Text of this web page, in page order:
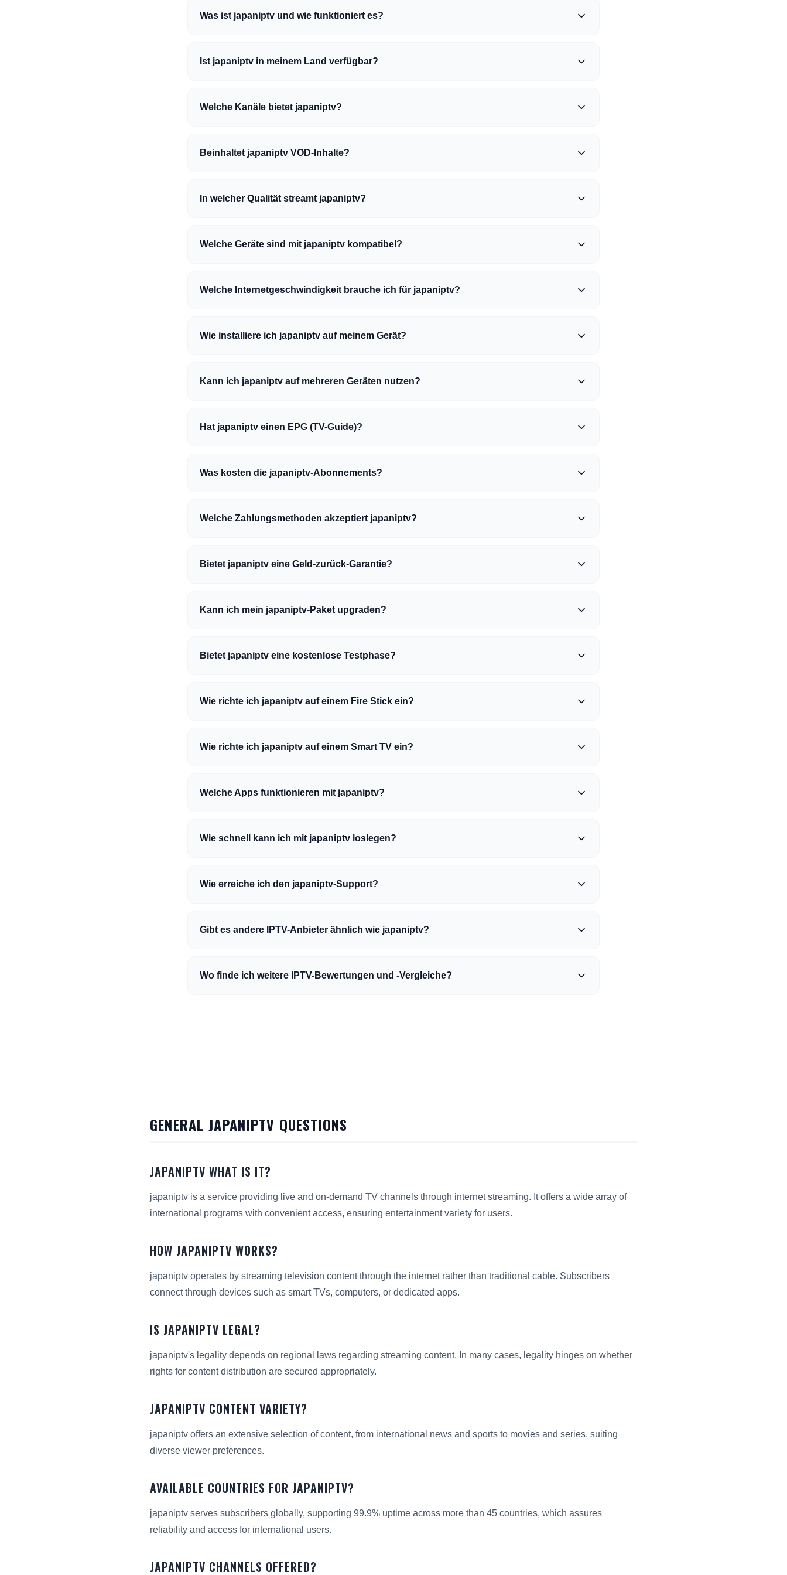
Was ist japaniptv und wie funktioniert es?
Ist japaniptv in meinem Land verfügbar?
Welche Kanäle bietet japaniptv?
Beinhaltet japaniptv VOD-Inhalte?
In welcher Qualität streamt japaniptv?
Welche Geräte sind mit japaniptv kompatibel?
Welche Internetgeschwindigkeit brauche ich für japaniptv?
Wie installiere ich japaniptv auf meinem Gerät?
Kann ich japaniptv auf mehreren Geräten nutzen?
Hat japaniptv einen EPG (TV-Guide)?
Was kosten die japaniptv-Abonnements?
Welche Zahlungsmethoden akzeptiert japaniptv?
Bietet japaniptv eine Geld-zurück-Garantie?
Kann ich mein japaniptv-Paket upgraden?
Bietet japaniptv eine kostenlose Testphase?
Wie richte ich japaniptv auf einem Fire Stick ein?
Wie richte ich japaniptv auf einem Smart TV ein?
Welche Apps funktionieren mit japaniptv?
Wie schnell kann ich mit japaniptv loslegen?
Wie erreiche ich den japaniptv-Support?
Gibt es andere IPTV-Anbieter ähnlich wie japaniptv?
Wo finde ich weitere IPTV-Bewertungen und -Vergleiche?
GENERAL JAPANIPTV QUESTIONS
JAPANIPTV WHAT IS IT?
japaniptv is a service providing live and on-demand TV channels through internet streaming. It offers a wide array of
international programs with convenient access, ensuring entertainment variety for users.
HOW JAPANIPTV WORKS?
japaniptv operates by streaming television content through the internet rather than traditional cable. Subscribers
connect through devices such as smart TVs, computers, or dedicated apps.
IS JAPANIPTV LEGAL?
japaniptv's legality depends on regional laws regarding streaming content. In many cases, legality hinges on whether
rights for content distribution are secured appropriately.
JAPANIPTV CONTENT VARIETY?
japaniptv offers an extensive selection of content, from international news and sports to movies and series, suiting
diverse viewer preferences.
AVAILABLE COUNTRIES FOR JAPANIPTV?
japaniptv serves subscribers globally, supporting 99.9% uptime across more than 45 countries, which assures
reliability and access for international users.
JAPANIPTV CHANNELS OFFERED?